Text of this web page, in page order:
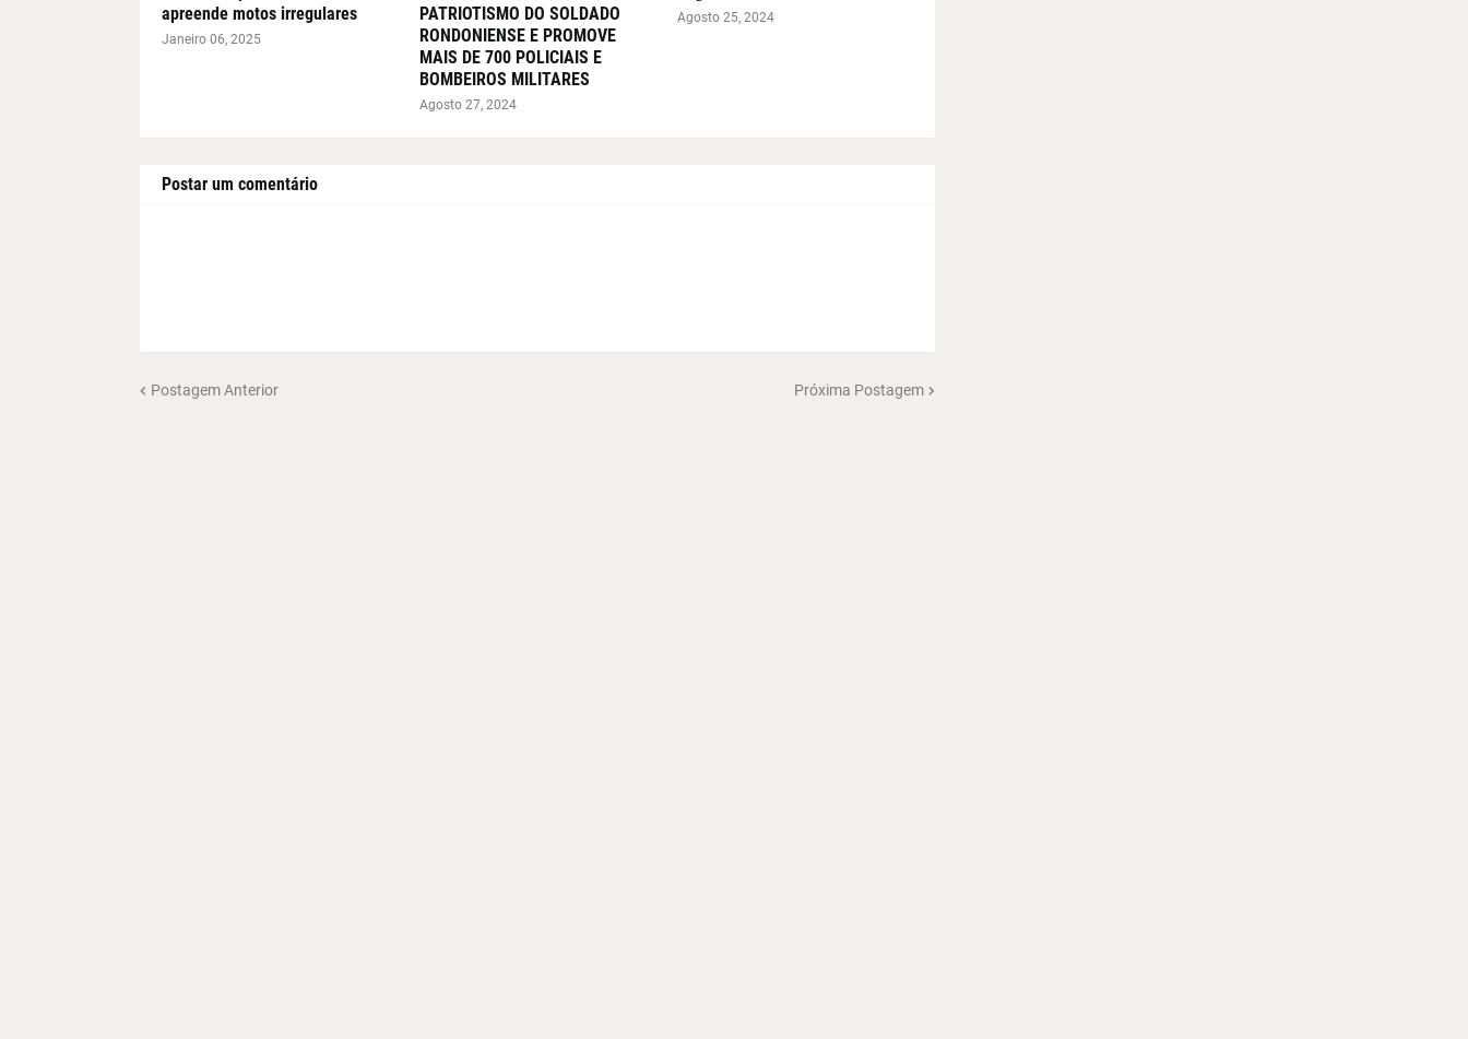
apreende motos irregulares
Janeiro 06, 2025
PATRIOTISMO DO SOLDADO
RONDONIENSE E PROMOVE
MAIS DE 700 POLICIAIS E
BOMBEIROS MILITARES
Agosto 27, 2024
Agosto 25, 2024
Postar um comentário
Postagem Anterior Próxima Postagem